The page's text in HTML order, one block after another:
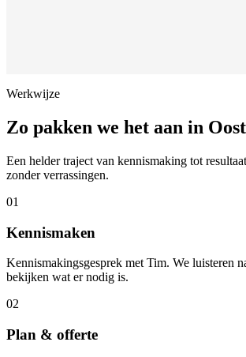
Werkwijze
Zo pakken we het aan in
Een helder traject van kennismaking tot
zonder verrassingen.
01
Kennismaken
Kennismakingsgesprek met Tim. We luisteren
bekijken wat er nodig is.
02
Plan & offerte